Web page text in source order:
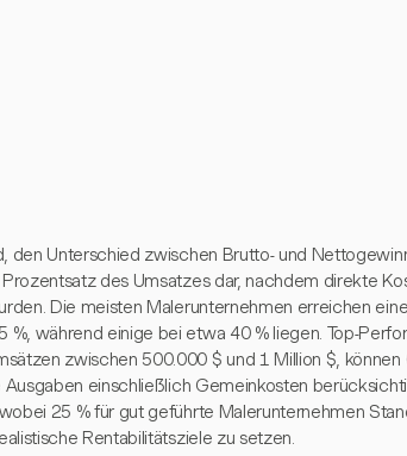
den Unterschied zwischen Brutto- und
des Umsatzes dar, nachdem direkte
Die meisten Malerunternehmen erreichen eine
während einige bei etwa 40 % liegen. Top-
zwischen 500.000 $ und 1 Million $, können
einschließlich Gemeinkosten
25 % für gut geführte Malerunternehmen
Rentabilitätsziele zu setzen.